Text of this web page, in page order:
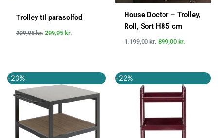
Trolley til parasolfod
399,95kr. 299,95 kr.
House Doctor – Trolley,
Roll, Sort H85 cm
1.199,00kr. 899,00 kr.
-23%
oprindelige
var:
aktuelle
pris
er:
-22%
oprindelige
pris
var:
aktuelle
pris
er: